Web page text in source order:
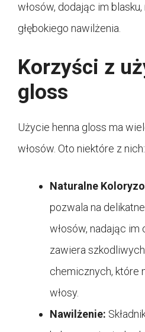
włosów, dodając im
głębokiego nawilżenia.
Korzyści z
gloss
Użycie henna gloss ma
włosów. Oto niektóre z nich:
Naturalne
pozwala na
włosów, nadając im
zawiera
chemicznych, które
włosy.
Nawilżenie: